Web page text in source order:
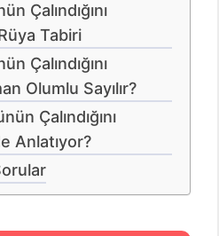
Çalındığını
Tabiri
Çalındığını
Olumlu Sayılır?
Çalındığını
Anlatıyor?